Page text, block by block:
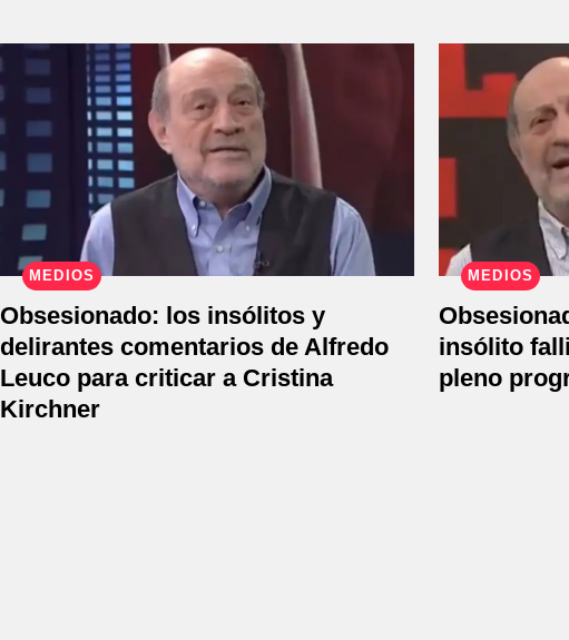
MEDIOS
Obsesionado: los insólitos y
delirantes comentarios de Alfredo
Leuco para criticar a Cristina
Kirchner
MEDIOS
insólito
pleno